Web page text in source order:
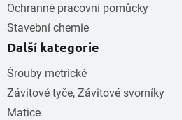
Ochranné pracovní pomůcky
Stavební chemie
Další kategorie
Šrouby metrické
Závitové tyče, Závitové svorníky
Matice